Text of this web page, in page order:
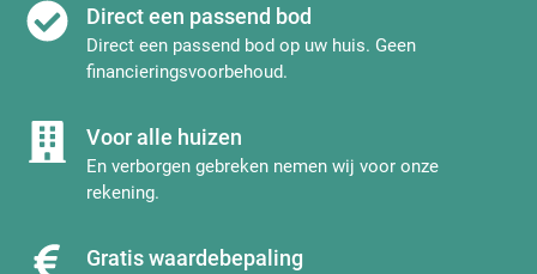
Direct een passend bod
Direct een passend bod op uw huis. Geen
financieringsvoorbehoud.
Voor alle huizen
En verborgen gebreken nemen wij voor onze
rekening.
Gratis waardebepaling